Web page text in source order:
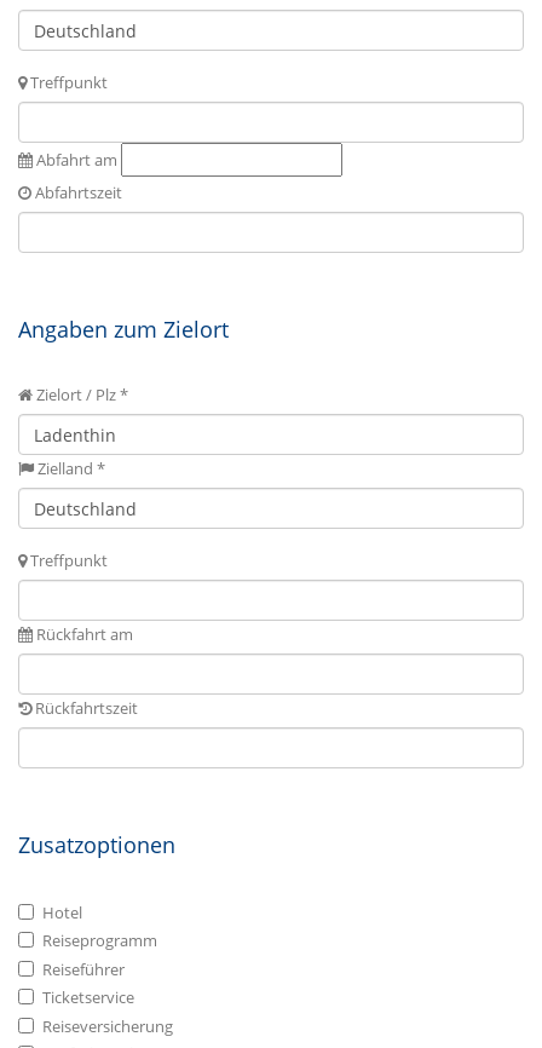
Treffpunkt
Abfahrt am
Abfahrtszeit
Angaben zum Zielort
Zielort / Plz *
Zielland *
Treffpunkt
Rückfahrt am
Rückfahrtszeit
Zusatzoptionen
Hotel
Reiseprogramm
Reiseführer
Ticketservice
Reiseversicherung